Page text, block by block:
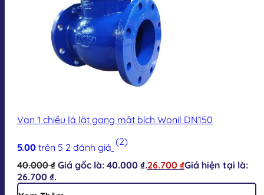
Van 1 chiều lá lật gang mặt bích Wonil DN150
5.00 trên 5 2 đánh giá (2)
40.000₫ Giá gốc là: 40.000 ₫.26.700 ₫Giá hiện tại là:
26.700 ₫.